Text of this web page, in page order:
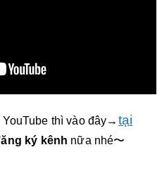
thì vào đây→ tại
ký kênh nữa nhé〜